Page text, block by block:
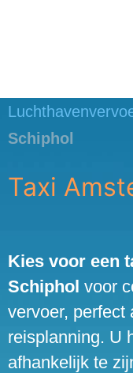
Schiphol
Taxi
Kies voor een
Schiphol voor
vervoer, perfect
reisplanning. U
afhankelijk te